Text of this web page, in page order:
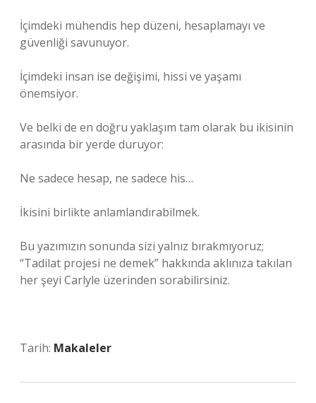
İçimdeki mühendis hep düzeni, hesaplamayı ve
güvenliği savunuyor.
İçimdeki insan ise değişimi, hissi ve yaşamı
önemsiyor.
Ve belki de en doğru yaklaşım tam olarak bu ikisinin
arasında bir yerde duruyor:
Ne sadece hesap, ne sadece his…
İkisini birlikte anlamlandırabilmek.
Bu yazımızın sonunda sizi yalnız bırakmıyoruz;
“Tadilat projesi ne demek” hakkında aklınıza takılan
her şeyi Carlyle üzerinden sorabilirsiniz.
Tarih: Makaleler